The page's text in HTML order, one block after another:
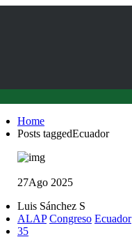
Home
Posts taggedEcuador
27Ago 2025
Luis Sánchez S
ALAP Congreso Ecuador
35